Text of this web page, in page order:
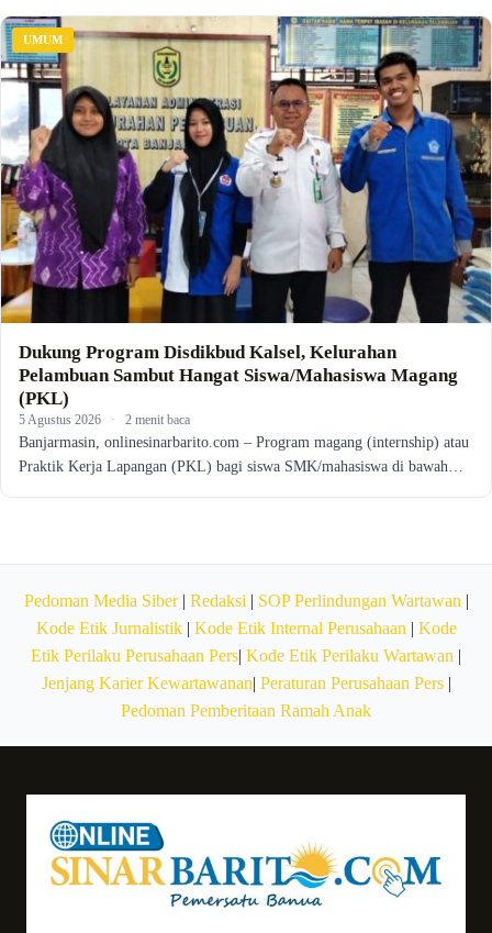
UMUM
Dukung Program Disdikbud Kalsel, Kelurahan
Pelambuan Sambut Hangat Siswa/Mahasiswa Magang
(PKL)
5 Agustus 2026 · 2 menit baca
Banjarmasin, onlinesinarbarito.com – Program magang (internship) atau
Praktik Kerja Lapangan (PKL) bagi siswa SMK/mahasiswa di bawah…
Pedoman Media Siber| Redaksi | SOP Perlindungan Wartawan |
Kode Etik Jurnalistik| Kode Etik Internal Perusahaan | Kode
Etik Perilaku Perusahaan Pers| Kode Etik Perilaku Wartawan |
Jenjang Karier Kewartawanan| Peraturan Perusahaan Pers|
Pedoman Pemberitaan Ramah Anak